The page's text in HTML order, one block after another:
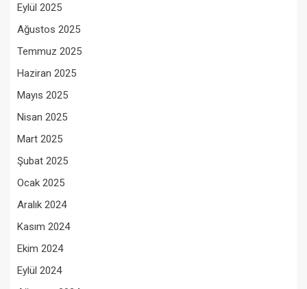
Eylül 2025
Ağustos 2025
Temmuz 2025
Haziran 2025
Mayıs 2025
Nisan 2025
Mart 2025
Şubat 2025
Ocak 2025
Aralık 2024
Kasım 2024
Ekim 2024
Eylül 2024